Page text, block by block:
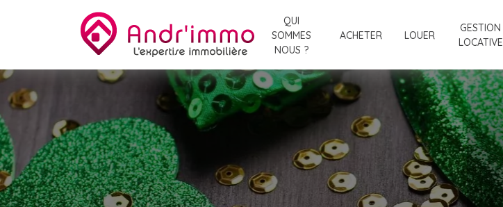
QUI
SOMMES
NOUS ?
ACHETER LOUER
GESTION
LOCATIVE